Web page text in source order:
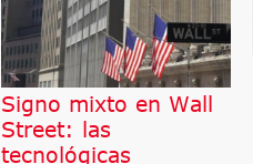
Signo mixto en Wall
Street: las
tecnológicas